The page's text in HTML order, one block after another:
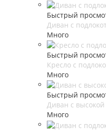
Быстрый
Диван с
Много
Быстрый
Кресло с
Много
Быстрый
Диван с высокой
Много